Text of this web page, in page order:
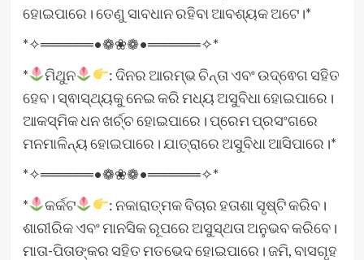
ହୋଇପାରେ। ତେଣୁ ସାବଧାନ ରହିବା ଆବଶ୍ୟକ ଅଟେ।*
*✧═════•❁❀❁•═════✧*
*
ମିଥୁନ
: ଦିନର ଆରମ୍ଭ ଚିନ୍ତା ଏବଂ ଉଦ୍ଵେଗ ସହିତ
ହେବ। ସ୍ଵାସ୍ଥ୍ୟକୁ ନେଇ କରି ମଧ୍ୟ ଅସୁବିଧା ହୋଇପାରେ।
ଆକସ୍ମିକ ଧନ ଖର୍ଚ୍ଚ ହୋଇପାରେ। ପ୍ରେମ ପ୍ରସଂଗରେ
ମନମାଳିନ୍ୟ ହୋଇପାରେ। ଯାତ୍ରାରେ ଅସୁବିଧା ଆସିପାରେ।*
*✧═════•❁❀❁•═════✧*
*
କର୍କଟ
: ନକାରାତ୍ମକ ବିଚାର ହତାଶା ସୃଷ୍ଟି କରିବ।
ଶାରୀରିକ ଏବଂ ମାନସିକ ରୂପରେ ଅସୁସ୍ଥତା ଅନୁଭବ କରିବେ।
ମାତା-ପିତାଙ୍କର ସହିତ ମତଭେଦ ହୋଇପାରେ। ଜମି, ବାସଗୃହ